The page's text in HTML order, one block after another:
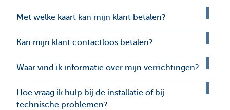
Met welke kaart kan mijn klant betalen?
Kan mijn klant contactloos betalen?
Waar vind ik informatie over mijn verrichtingen?
Hoe vraag ik hulp bij de installatie of bij
technische problemen?